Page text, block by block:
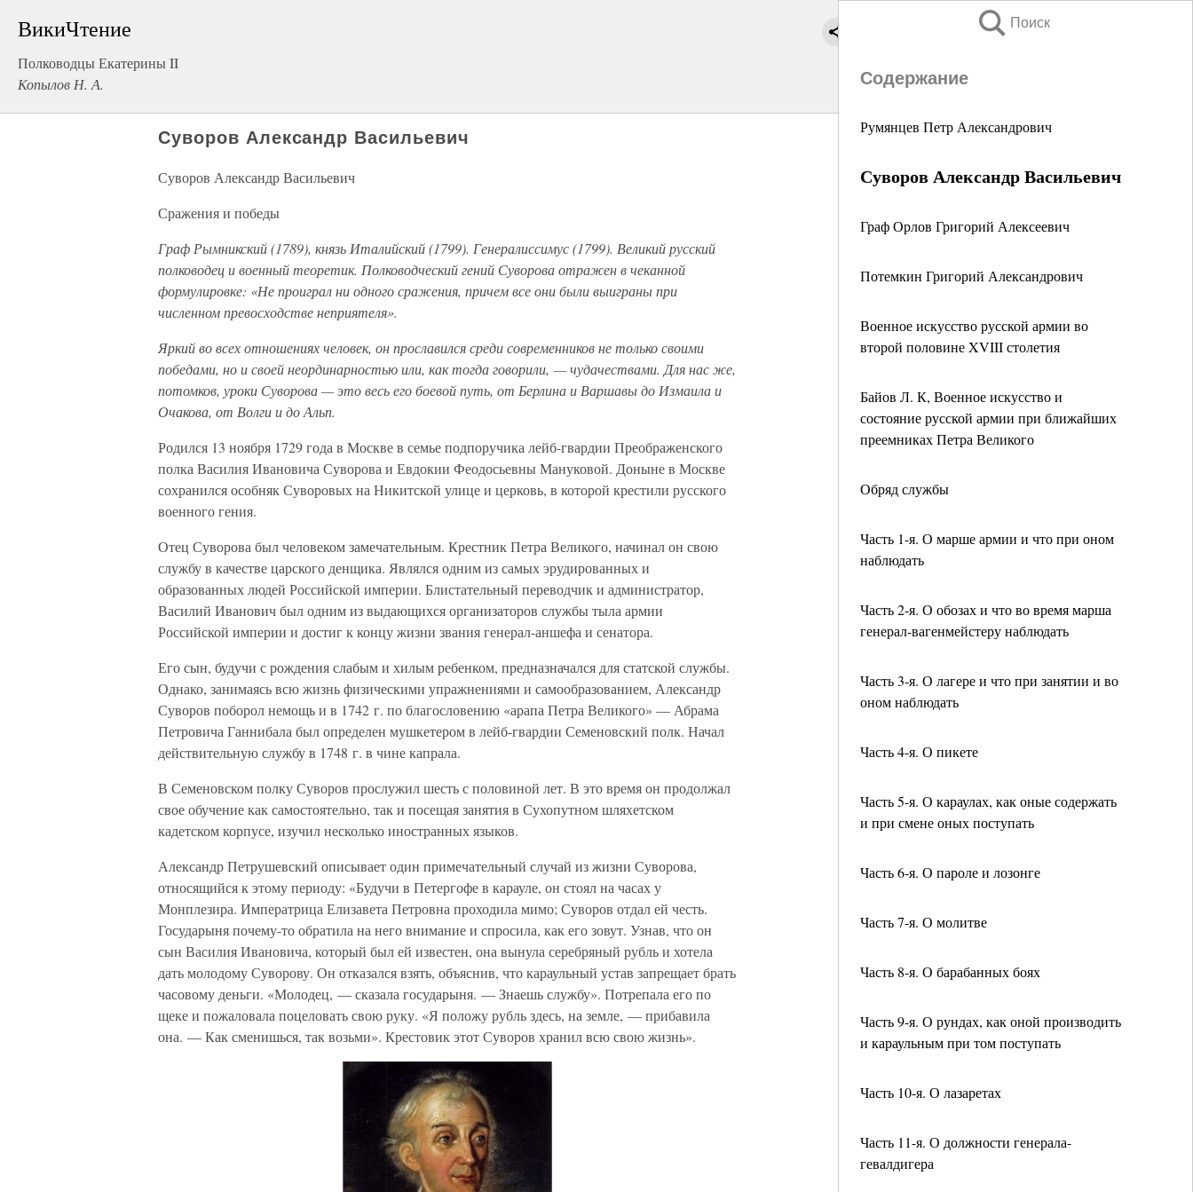
ВикиЧтение
Полководцы Екатерины II
Копылов Н. А.
Поиск
Содержание
Румянцев Петр Александрович
Суворов Александр Васильевич
Граф Орлов Григорий Алексеевич
Потемкин Григорий Александрович
Военное искусство русской армии во
второй половине XVIII столетия
Байов Л. К, Военное искусство и
состояние русской армии при ближайших
преемниках Петра Великого
Обряд службы
Часть 1-я. О марше армии и что при оном
наблюдать
Часть 2-я. О обозах и что во время марша
генерал-вагенмейстеру наблюдать
Часть 3-я. О лагере и что при занятии и во
оном наблюдать
Часть 4-я. О пикете
Часть 5-я. О караулах, как оные содержать
и при смене оных поступать
Часть 6-я. О пароле и лозонге
Часть 7-я. О молитве
Часть 8-я. О барабанных боях
Часть 9-я. О рундах, как оной производить
и караульным при том поступать
Часть 10-я. О лазаретах
Часть 11-я. О должности генерала-
гевалдигера
Суворов Александр Васильевич
Суворов Александр Васильевич
Сражения и победы
Граф Рымникский (1789), князь Италийский (1799). Генералиссимус (1799). Великий русский
полководец и военный теоретик. Полководческий гений Суворова отражен в чеканной
формулировке: «Не проиграл ни одного сражения, причем все они были выиграны при
численном превосходстве неприятеля».
Яркий во всех отношениях человек, он прославился среди современников не только своими
победами, но и своей неординарностью или, как тогда говорили, — чудачествами. Для нас же,
потомков, уроки Суворова — это весь его боевой путь, от Берлина и Варшавы до Измаила и
Очакова, от Волги и до Альп.
Родился 13 ноября 1729 года в Москве в семье подпоручика лейб-гвардии Преображенского
полка Василия Ивановича Суворова и Евдокии Феодосьевны Мануковой. Доныне в Москве
сохранился особняк Суворовых на Никитской улице и церковь, в которой крестили русского
военного гения.
Отец Суворова был человеком замечательным. Крестник Петра Великого, начинал он свою
службу в качестве царского денщика. Являлся одним из самых эрудированных и
образованных людей Российской империи. Блистательный переводчик и администратор,
Василий Иванович был одним из выдающихся организаторов службы тыла армии
Российской империи и достиг к концу жизни звания генерал-аншефа и сенатора.
Его сын, будучи с рождения слабым и хилым ребенком, предназначался для статской службы.
Однако, занимаясь всю жизнь физическими упражнениями и самообразованием, Александр
Суворов поборол немощь и в 1742 г. по благословению «арапа Петра Великого» — Абрама
Петровича Ганнибала был определен мушкетером в лейб-гвардии Семеновский полк. Начал
действительную службу в 1748 г. в чине капрала.
В Семеновском полку Суворов прослужил шесть с половиной лет. В это время он продолжал
свое обучение как самостоятельно, так и посещая занятия в Сухопутном шляхетском
кадетском корпусе, изучил несколько иностранных языков.
Александр Петрушевский описывает один примечательный случай из жизни Суворова,
относящийся к этому периоду: «Будучи в Петергофе в карауле, он стоял на часах у
Монплезира. Императрица Елизавета Петровна проходила мимо; Суворов отдал ей честь.
Государыня почему-то обратила на него внимание и спросила, как его зовут. Узнав, что он
сын Василия Ивановича, который был ей известен, она вынула серебряный рубль и хотела
дать молодому Суворову. Он отказался взять, объяснив, что караульный устав запрещает брать
часовому деньги. «Молодец, — сказала государыня. — Знаешь службу». Потрепала его по
щеке и пожаловала поцеловать свою руку. «Я положу рубль здесь, на земле, — прибавила
она. — Как сменишься, так возьми». Крестовик этот Суворов хранил всю свою жизнь».